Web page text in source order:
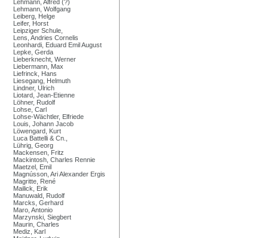
Lehmann, Alfred (?)
Lehmann, Wolfgang
Leiberg, Helge
Leifer, Horst
Leipziger Schule,
Lens, Andries Cornelis
Leonhardi, Eduard Emil August
Lepke, Gerda
Lieberknecht, Werner
Liebermann, Max
Liefrinck, Hans
Liesegang, Helmuth
Lindner, Ulrich
Liotard, Jean-Etienne
Löhner, Rudolf
Lohse, Carl
Lohse-Wächtler, Elfriede
Louis, Johann Jacob
Löwengard, Kurt
Luca Battelli & Cn.,
Lührig, Georg
Mackensen, Fritz
Mackintosh, Charles Rennie
Maetzel, Emil
Magnússon, Ari Alexander Ergis
Magritte, René
Mailick, Erik
Manuwald, Rudolf
Marcks, Gerhard
Maro, Antonio
Marzynski, Siegbert
Maurin, Charles
Mediz, Karl